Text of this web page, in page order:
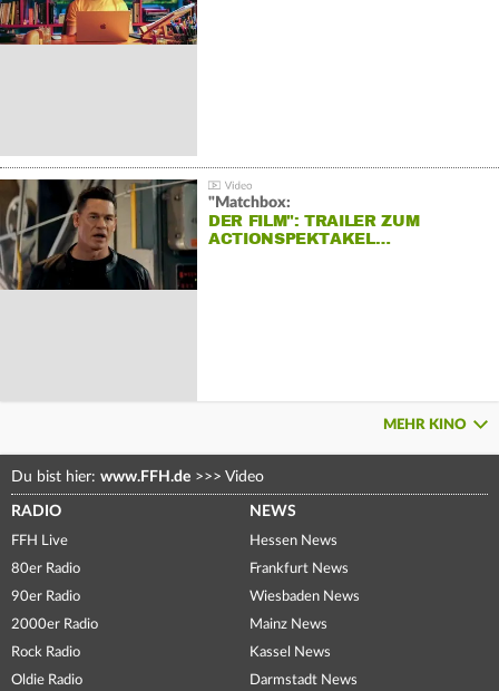
"Matchbox:
DER FILM": TRAILER ZUM
ACTIONSPEKTAKEL…
MEHR KINO
Du bist hier: www.FFH.de >>> Video
RADIO
FFH Live
80er Radio
90er Radio
2000er Radio
Rock Radio
Oldie Radio
NEWS
Hessen News
Frankfurt News
Wiesbaden News
Mainz News
Kassel News
Darmstadt News